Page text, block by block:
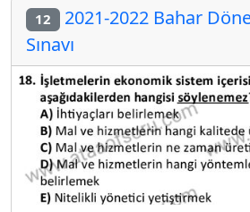
12 2021-2022 Bahar
Sınavı